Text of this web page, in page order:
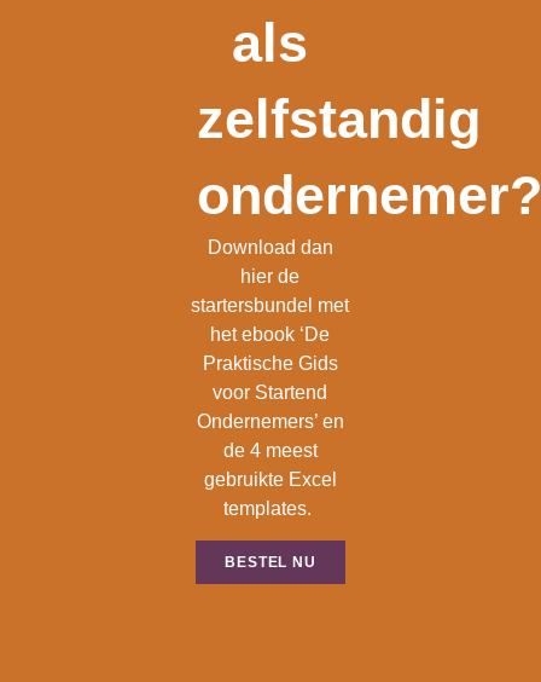
als
zelfstandig
Download dan
hier de
startersbundel met
het ebook ‘De
Praktische Gids
voor Startend
Ondernemers’ en
de 4 meest
gebruikte Excel
templates.
BESTEL NU